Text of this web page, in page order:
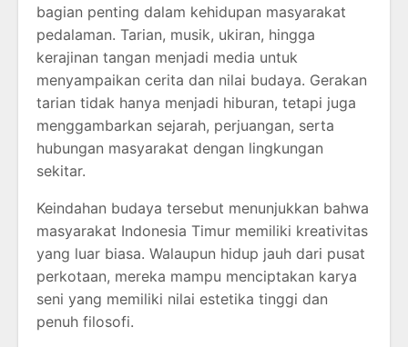
bagian penting dalam kehidupan masyarakat
pedalaman. Tarian, musik, ukiran, hingga
kerajinan tangan menjadi media untuk
menyampaikan cerita dan nilai budaya. Gerakan
tarian tidak hanya menjadi hiburan, tetapi juga
menggambarkan sejarah, perjuangan, serta
hubungan masyarakat dengan lingkungan
sekitar.
Keindahan budaya tersebut menunjukkan bahwa
masyarakat Indonesia Timur memiliki kreativitas
yang luar biasa. Walaupun hidup jauh dari pusat
perkotaan, mereka mampu menciptakan karya
seni yang memiliki nilai estetika tinggi dan
penuh filosofi.